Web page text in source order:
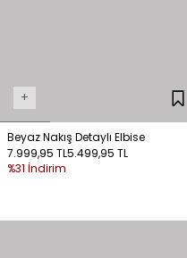
+
Beyaz Nakış Detaylı Elbise
7.999,95 TL5.499,95 TL
%31 İndirim